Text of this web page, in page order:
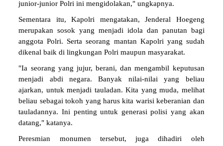
merupakan sosok yang menjadi idola dan panutan bagi
anggota Polri. Serta seorang mantan Kapolri yang sudah
dikenal baik di lingkungan Polri maupun masyarakat.
menjadi abdi negara. Banyak nilai-nilai yang beliau
ajarkan, untuk menjadi tauladan. Kita yang muda, melihat
beliau sebagai tokoh yang harus kita warisi keberanian dan
tauladannya. Ini penting untuk generasi polisi yang akan
datang," katanya.
perwakilan dari keluarga besar Jenderal Polisi Hoegeng,